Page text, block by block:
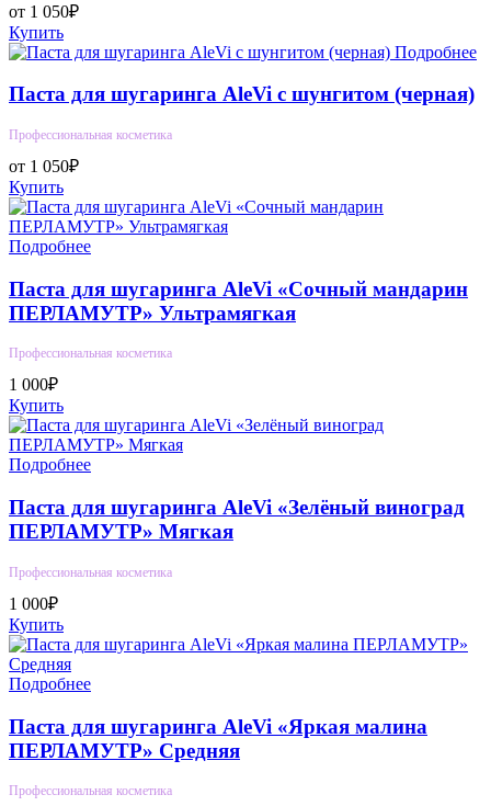
от 1 050₽
Купить
Подробнее
Паста для шугаринга AleVi с шунгитом (черная)
Профессиональная косметика
от 1 050₽
Купить
Подробнее
Паста для шугаринга AleVi «Сочный мандарин
ПЕРЛАМУТР» Ультрамягкая
Профессиональная косметика
1 000₽
Купить
Подробнее
Паста для шугаринга AleVi «Зелёный виноград
ПЕРЛАМУТР» Мягкая
Профессиональная косметика
1 000₽
Купить
Подробнее
Паста для шугаринга AleVi «Яркая малина
ПЕРЛАМУТР» Средняя
Профессиональная косметика